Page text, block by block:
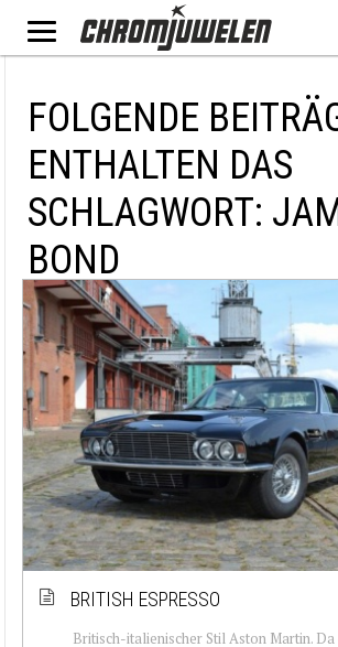
FOLGENDE
ENTHALTEN DAS
SCHLAGWORT:
BOND
BRITISH ESPRESSO
Britisch-italienischer Stil Aston Martin.